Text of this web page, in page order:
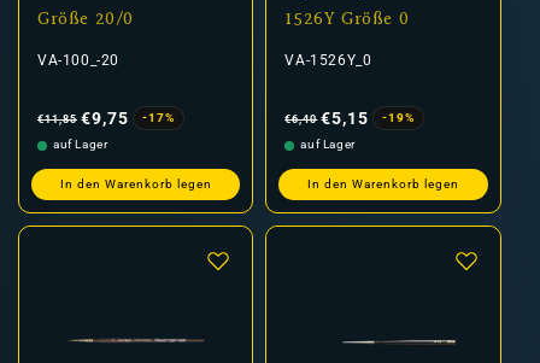
Größe 20/0
VA-100_-20
Preis
€11,85 €9,75
-17%
auf Lager
In den Warenkorb legen
1526Y Größe 0
VA-1526Y_0
Preis
€6,40 €5,15
-19%
auf Lager
In den Warenkorb legen